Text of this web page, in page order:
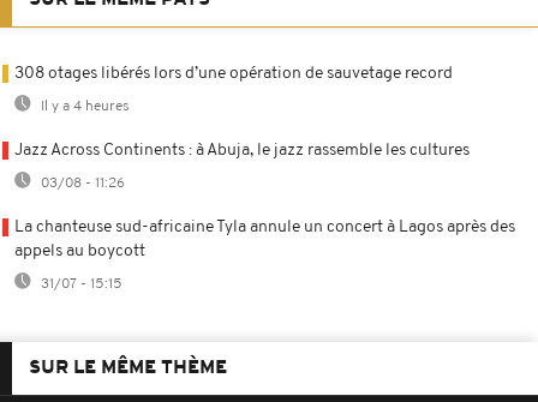
308 otages libérés lors d’une opération de sauvetage record
Il y a 4 heures
Jazz Across Continents : à Abuja, le jazz rassemble les cultures
03/08 - 11:26
La chanteuse sud-africaine Tyla annule un concert à Lagos après des
appels au boycott
31/07 - 15:15
SUR LE MÊME THÈME